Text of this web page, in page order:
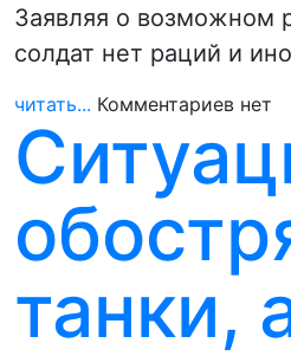
Заявляя о возможном
солдат нет раций и
читать... Комментариев нет
танки,